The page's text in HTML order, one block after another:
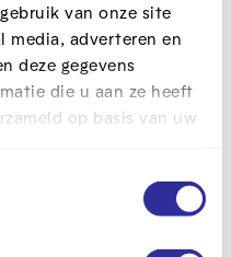
van onze site
media, adverteren en
deze gegevens
die u aan ze heeft
op basis van uw
slag willen met
of dit al doen.